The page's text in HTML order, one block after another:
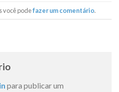
você podefazer um comentário.
para publicar um